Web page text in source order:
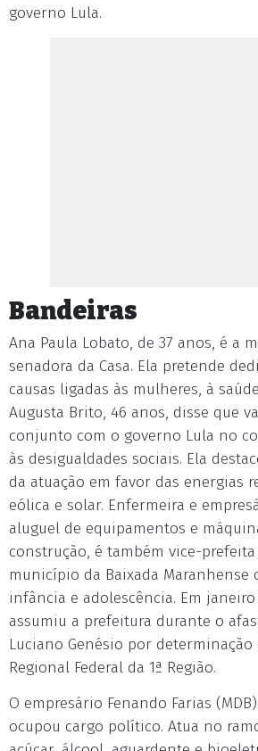
governo Lula.
Bandeiras
Ana Paula Lobato, de 37 anos, é a
senadora da Casa. Ela pretende
causas ligadas às mulheres, à
Augusta Brito, 46 anos, disse que
conjunto com o governo Lula no
às desigualdades sociais. Ela
da atuação em favor das energias
eólica e solar. Enfermeira e
aluguel de equipamentos e
construção, é também vice-
município da Baixada Maranhense
infância e adolescência. Em janeiro
assumiu a prefeitura durante o
Luciano Genésio por
Regional Federal da 1ª Região.
O empresário Fenando Farias
ocupou cargo político. Atua no